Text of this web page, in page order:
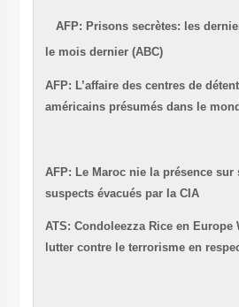
AFP: Prisons secrètes: les
le mois dernier (ABC)
AFP: L’affaire des centres de
américains présumés dans le
AFP: Le Maroc nie la présence
suspects évacués par la CIA
ATS: Condoleezza Rice en Europe
lutter contre le terrorisme en